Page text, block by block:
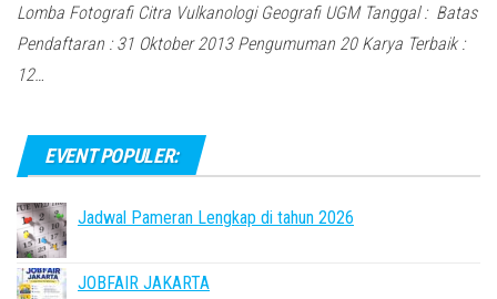
Lomba Fotografi Citra Vulkanologi Geografi UGM Tanggal : Batas
Pendaftaran : 31 Oktober 2013 Pengumuman 20 Karya Terbaik :
12…
EVENT POPULER:
Jadwal Pameran Lengkap di tahun 2026
JOBFAIR JAKARTA